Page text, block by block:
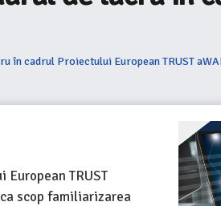
în cadrul Proiectului European TRUST
TRUST
scop familiarizarea